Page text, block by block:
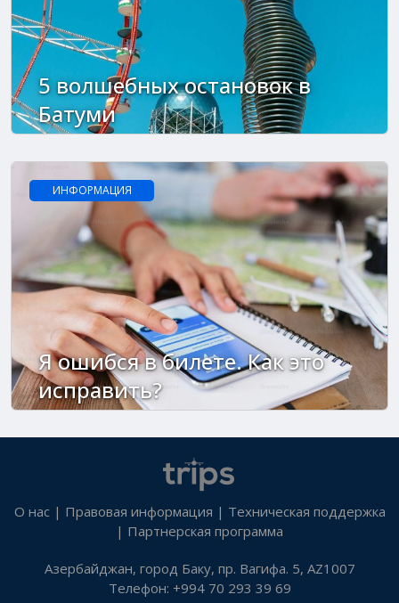
5 волшебных остановок в
Батуми
ИНФОРМАЦИЯ
Я ошибся в билете. Как это
исправить?
О нас| Правовая информация | Техническая поддержка
| Партнерская программа
Азербайджан, город Баку, пр. Вагифа. 5, AZ1007
Телефон: +994 70 293 39 69